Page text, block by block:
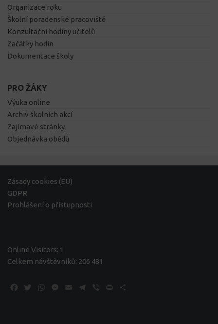
Organizace roku
Školní poradenské pracoviště
Konzultační hodiny učitelů
Začátky hodin
Dokumentace školy
PRO ŽÁKY
Výuka online
Archiv školních akcí
Zajímavé stránky
Objednávka obědů
Zásady cookies (EU)
GDPR
Prohlášení o přístupnosti
Online Visitors: 1
Celkem návštěvníků: 206 481
Facebook
TwitterWhatsApp
Messenger
Email Telegram
Viber Print